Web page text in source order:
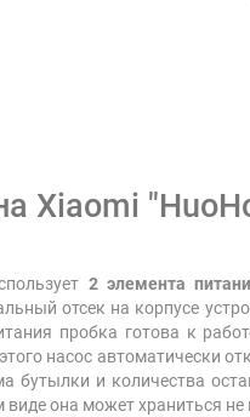
Xiaomi
2 элемента
отсек на корпусе
пробка готова к
насос автоматически
бутылки и количества
она может храниться